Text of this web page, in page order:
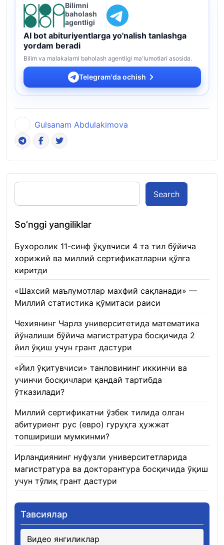
Bilimni
baholash
agentligi
AI bot abituriyentlarga yo'nalish tanlashga
yordam beradi
Bilim va malakalarni baholash agentligi ma'lumotlari asosida.
Telegram'da ochish
Gulsanam Abdulakimova
Search
So’nggi yangiliklar
Бухоролик 11-синф ўқувчиси 4 та тил бўйича
хорижий ва миллий сертификатларни қўлга
киритди
«Шахсий маълумотлар махфий сақланади» —
Миллий статистика қўмитаси раиси
Чехиянинг Чарлз университетида математика
йўналиши бўйича магистратура босқичида 2
йил ўқиш учун грант дастури
«Йил ўқитувчиси» танловининг иккинчи ва
учинчи босқичлари қандай тартибда
ўтказилади?
Миллий сертификатни ўзбек тилида олган
абитуриент рус (евро) гуруҳга ҳужжат
топшириши мумкинми?
Ирландиянинг нуфузли университетларида
магистратура ва докторантура босқичида ўқиш
учун тўлиқ грант дастури
Тавсиялар
Видео янгиликлар